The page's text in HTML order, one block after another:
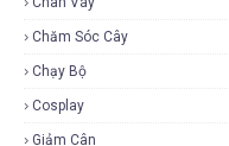
Chăm Sóc Cây
Chạy Bộ
Cosplay
Giảm Cân